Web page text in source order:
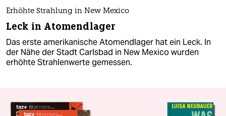
Erhöhte Strahlung in New Mexico
Leck in Atomendlager
Das erste amerikanische Atomendlager hat ein Leck. In
der Nähe der Stadt Carlsbad in New Mexico wurden
erhöhte Strahlenwerte gemessen.